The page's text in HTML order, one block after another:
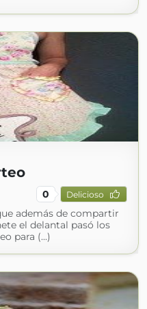
0 Delicioso
además de compartir
el delantal pasó los
para (...)